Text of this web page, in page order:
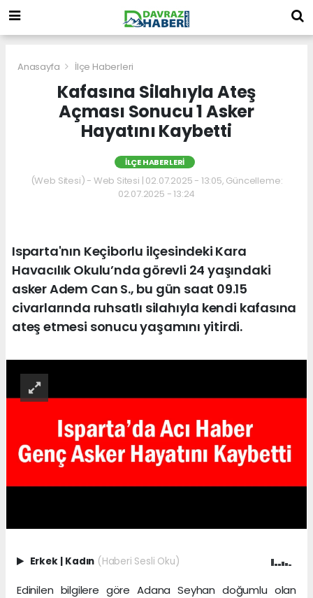
Anasayfa İlçe Haberleri
Kafasına Silahıyla Ateş
Açması Sonucu 1 Asker
Hayatını Kaybetti
İLÇE HABERLERI
(Web Sitesi) - Web Sitesi | 02.07.2025 - 13:05, Güncelleme:
02.07.2025 - 13:24
Isparta'nın Keçiborlu ilçesindeki Kara
Havacılık Okulu’nda görevli 24 yaşındaki
asker Adem Can S., bu gün saat 09.15
civarlarında ruhsatlı silahıyla kendi kafasına
ateş etmesi sonucu yaşamını yitirdi.
Erkek | Kadın (Haberi Sesli Oku)
Edinilen bilgilere göre Adana Seyhan doğumlu olan